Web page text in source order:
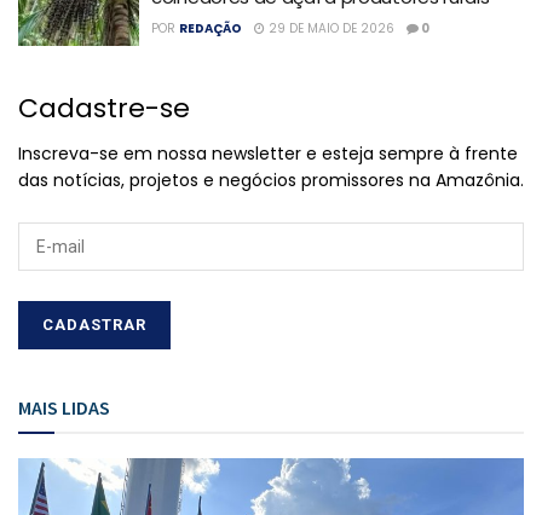
POR REDAÇÃO 29 DE MAIO DE 2026 0
Cadastre-se
Inscreva-se em nossa newsletter e esteja sempre à frente
das notícias, projetos e negócios promissores na Amazônia.
MAIS LIDAS